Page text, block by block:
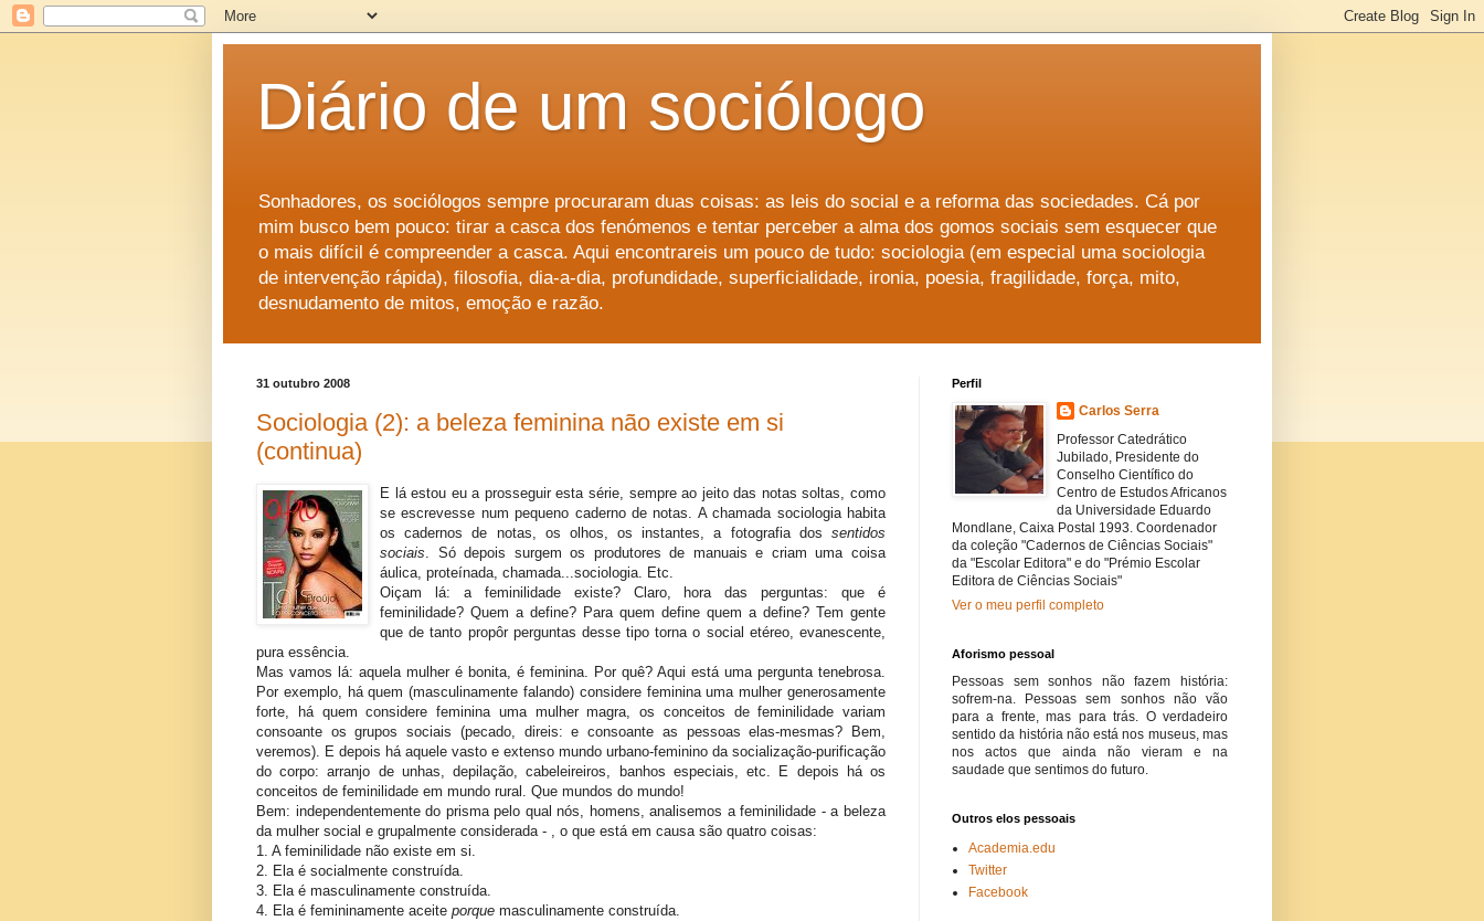
Diário de um sociólogo
Sonhadores, os sociólogos sempre procuraram duas coisas: as leis do social e a reforma das sociedades. Cá por
mim busco bem pouco: tirar a casca dos fenómenos e tentar perceber a alma dos gomos sociais sem esquecer que
o mais difícil é compreender a casca. Aqui encontrareis um pouco de tudo: sociologia (em especial uma sociologia
de intervenção rápida), filosofia, dia-a-dia, profundidade, superficialidade, ironia, poesia, fragilidade, força, mito,
desnudamento de mitos, emoção e razão.
31 outubro 2008
Sociologia (2): a beleza feminina não existe em si
(continua)
E lá estou eu a prosseguir esta série, sempre ao jeito das notas soltas, como
se escrevesse num pequeno caderno de notas. A chamada sociologia habita
os cadernos de notas, os olhos, os instantes, a fotografia dos sentidos
sociais. Só depois surgem os produtores de manuais e criam uma coisa
áulica, proteínada, chamada...sociologia. Etc.
Oiçam lá: a feminilidade existe? Claro, hora das perguntas: que é
feminilidade? Quem a define? Para quem define quem a define? Tem gente
que de tanto propôr perguntas desse tipo torna o social etéreo, evanescente,
pura essência.
Mas vamos lá: aquela mulher é bonita, é feminina. Por quê? Aqui está uma pergunta tenebrosa.
Por exemplo, há quem (masculinamente falando) considere feminina uma mulher generosamente
forte, há quem considere feminina uma mulher magra, os conceitos de feminilidade variam
consoante os grupos sociais (pecado, direis: e consoante as pessoas elas-mesmas? Bem,
veremos). E depois há aquele vasto e extenso mundo urbano-feminino da socialização-purificação
do corpo: arranjo de unhas, depilação, cabeleireiros, banhos especiais, etc. E depois há os
conceitos de feminilidade em mundo rural. Que mundos do mundo!
Bem: independentemente do prisma pelo qual nós, homens, analisemos a feminilidade - a beleza
da mulher social e grupalmente considerada - , o que está em causa são quatro coisas:
1. A feminilidade não existe em si.
2. Ela é socialmente construída.
3. Ela é masculinamente construída.
4. Ela é femininamente aceite porque masculinamente construída.
Perfil
Carlos Serra
Professor Catedrático
Jubilado, Presidente do
Conselho Científico do
Centro de Estudos Africanos
da Universidade Eduardo
Mondlane, Caixa Postal 1993. Coordenador
da coleção "Cadernos de Ciências Sociais"
da "Escolar Editora" e do "Prémio Escolar
Editora de Ciências Sociais"
Ver o meu perfil completo
Aforismo pessoal
Pessoas sem sonhos não fazem história:
sofrem-na. Pessoas sem sonhos não vão
para a frente, mas para trás. O verdadeiro
sentido da história não está nos museus, mas
nos actos que ainda não vieram e na
saudade que sentimos do futuro.
Outros elos pessoais
Academia.edu
Twitter
Facebook